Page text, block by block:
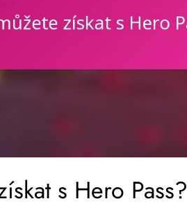
s Hero Pass?